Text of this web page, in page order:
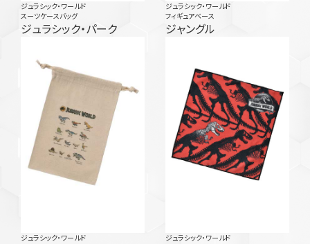
ジュラシック・ワールド
スーツケースバッグ
ジュラシック・パーク
ジュラシック・ワールド
フィギュアベース
ジャングル
ジュラシック・ワールド
ジュラシック・ワールド